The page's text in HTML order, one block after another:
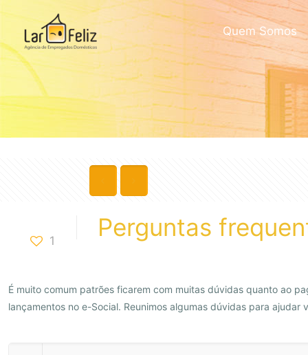
Quem Somos
1 Perguntas
É muito comum patrões ficarem com muitas dúvidas quanto ao
lançamentos no e-Social. Reunimos algumas dúvidas para ajudar